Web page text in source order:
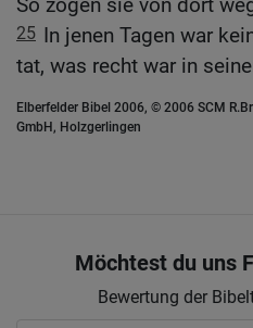
25 In jenen Tagen war
tat, was recht war in
Elberfelder Bibel 2006, © 2006 SCM
GmbH, Holzgerlingen
Möchtest du uns
Bewertung der